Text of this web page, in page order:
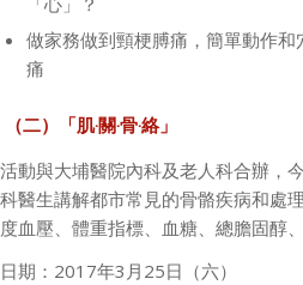
做家務做到頸梗膊痛，簡單動作
痛
（二）「肌‧關‧骨‧絡」
活動與大埔醫院內科及老人科合辦，
科醫生講解都市常見的骨骼疾病和處
度血壓、體重指標、血糖、總膽固醇
日期： 2017年3 月 25日（六）